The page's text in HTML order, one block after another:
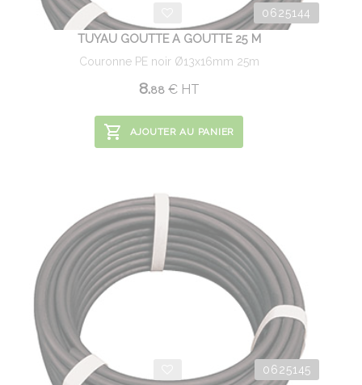
0625144
TUYAU GOUTTE A GOUTTE 25 M
Couronne PE noir Ø13x16mm 25m
8.88 €HT
AJOUTER AU PANIER
0625145